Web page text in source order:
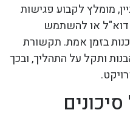
מומלץ לקבוע פגישות
דוא"ל או להשתמש
בזמן אמת. תקשורת
ותקל על התהליך, ובכך